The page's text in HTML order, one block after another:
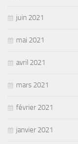
juin 2021
mai 2021
avril 2021
mars 2021
février 2021
janvier 2021